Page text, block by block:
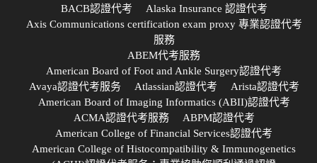
BACB認證代考
Alaska Insurance 認證代考
Axis Communications certification exam proxy 專業認證代考
服務
ABEM代考服務
American Board of Foot and Ankle Surgery認證代考
Avaya認證代考服务
Atlassian認證代考
Arista認證代考
American Board of Imaging Informatics (ABII)認證代考
ACMA認證代考服務
ABPM認證代考
American College of Financial Services認證代考
American College of Histocompatibility & Immunogenetics